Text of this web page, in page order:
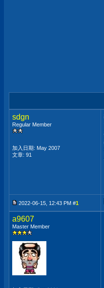
sdgn
Regular Member
加入日期: May 2007
文章: 91
2022-06-15, 12:43 PM #1
a9607
Master Member